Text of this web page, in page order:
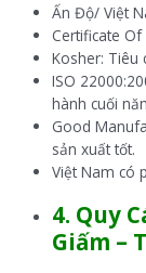
Ấn Độ/ Việt
Certificate
Kosher: Tiêu
ISO
hành cuối
Good
sản xuất tốt.
Việt Nam có
4. Quy
Giấm –